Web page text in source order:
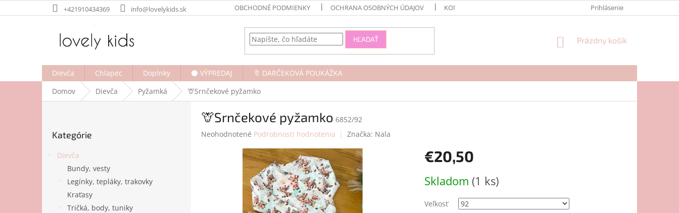
na
+421910434369 info@lovelykids.sk OBCHODNÉ PODMIENKY OCHRANA OSOBNÝCH ÚDAJOV KONTAKTY Prihlásenie
HĽADAŤ
NÁKUPNÝ
Prázdny košík
Dievča Chlapec Doplnky ⚫ VÝPREDAJ
🔖 DARČEKOVÁ POUKÁŽKA
Domov
Dievča Pyžamká 🦒Srnčekové pyžamko
kategórie
Kategórie
Dievča
Bundy, vesty
Legínky, tepláky, trakovky
Kraťasy
Tričká, body, tuniky
🦒Srnčekové pyžamko 6852/92
Priemerné
Neohodnotené Podrobnosti hodnotenia Značka: Nala
€20,50
cena:
Skladom (1 ks)
Veľkosť